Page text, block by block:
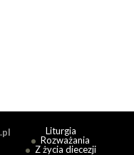
Liturgia
Rozważania
Z życia diecezji